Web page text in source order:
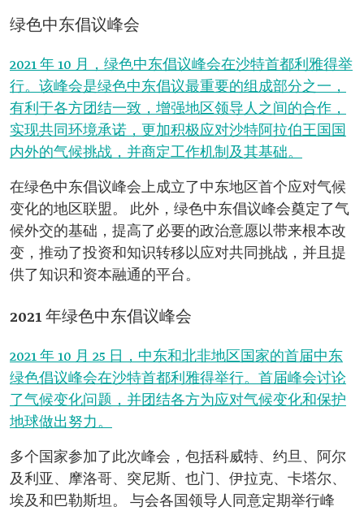
绿色中东倡议峰会
2021 年 10 月，绿色中东倡议峰会在沙特首都利雅得举
行。该峰会是绿色中东倡议最重要的组成部分之一，
有利于各方团结一致，增强地区领导人之间的合作，
实现共同环境承诺，更加积极应对沙特阿拉伯王国国
内外的气候挑战，并商定工作机制及其基础。
在绿色中东倡议峰会上成立了中东地区首个应对气候
变化的地区联盟。 此外，绿色中东倡议峰会奠定了气
候外交的基础，提高了必要的政治意愿以带来根本改
变，推动了投资和知识转移以应对共同挑战，并且提
供了知识和资本融通的平台。
2021 年绿色中东倡议峰会
2021 年 10 月 25 日，中东和北非地区国家的首届中东
绿色倡议峰会在沙特首都利雅得举行。首届峰会讨论
了气候变化问题，并团结各方为应对气候变化和保护
地球做出努力。
多个国家参加了此次峰会，包括科威特、约旦、阿尔
及利亚、摩洛哥、突尼斯、也门、伊拉克、卡塔尔、
埃及和巴勒斯坦。 与会各国领导人同意定期举行峰